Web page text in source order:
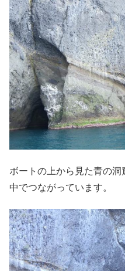
ボートの上から見た青の
中でつながっています。